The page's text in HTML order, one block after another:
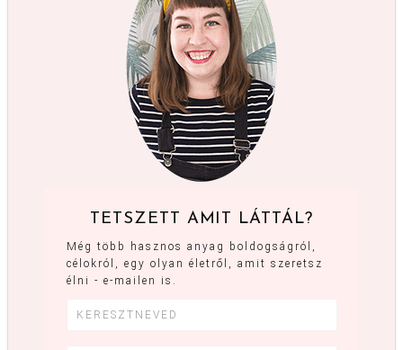
TETSZETT AMIT LÁTTÁL?
Még több hasznos anyag boldogságról,
célokról, egy olyan életről, amit szeretsz
élni - e-mailen is.